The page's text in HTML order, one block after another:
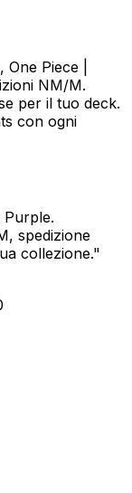
Piece |
NM/M.
per il tuo deck.
con ogni
Purple.
spedizione
collezione."